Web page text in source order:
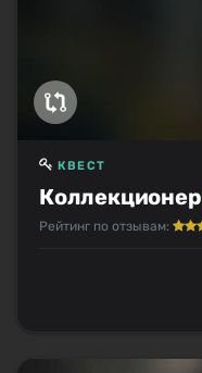
Коллекционер
КВЕСТ
Рейтинг по отзывам: